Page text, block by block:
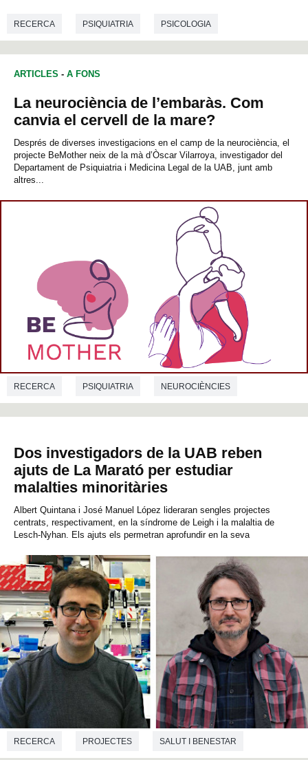
s
RECERCA PSIQUIATRIA PSICOLOGIA
NEUROCIÈNCIES MEDICINA BIOLOGIA
ARTICLES - A FONS
La neurociència de l’embaràs. Com
canvia el cervell de la mare?
Després de diverses investigacions en el camp de la neurociència, el
projecte BeMother neix de la mà d’Òscar Vilarroya, investigador del
Departament de Psiquiatria i Medicina Legal de la UAB, junt amb
altres...
RECERCA PSIQUIATRIA NEUROCIÈNCIES
MEDICINA BIOLOGIA
Dos investigadors de la UAB reben
ajuts de La Marató per estudiar
malalties minoritàries
Albert Quintana i José Manuel López lideraran sengles projectes
centrats, respectivament, en la síndrome de Leigh i la malaltia de
Lesch-Nyhan. Els ajuts els permetran aprofundir en la seva
RECERCA PROJECTES SALUT I BENESTAR